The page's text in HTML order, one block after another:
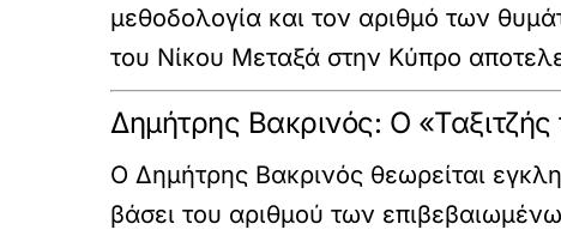
μεθοδολογία και τον αριθμό των
του Νίκου Μεταξά στην Κύπρο
Δημήτρης Βακρινός: Ο
Ο Δημήτρης Βακρινός θεωρείται
βάσει του αριθμού των